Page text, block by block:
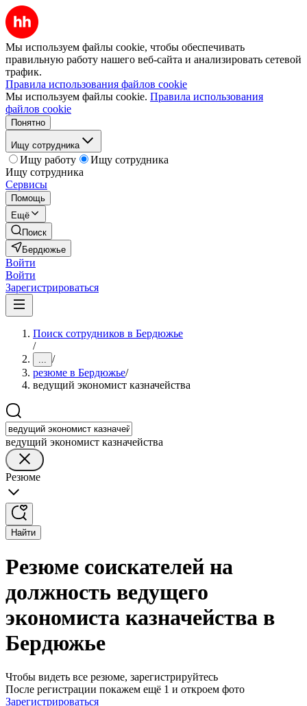
Мы используем файлы cookie, чтобы обеспечивать
правильную работу нашего веб-сайта и анализировать сетевой
трафик.
Правила использования файлов cookie
Мы используем файлы cookie. Правила использования
файлов cookie
Понятно
Ищу сотрудника
Ищу работу
Ищу сотрудника
Ищу сотрудника
Сервисы
Помощь
Ещё
Поиск
Бердюжье
Войти
Войти
Зарегистрироваться
Поиск сотрудников в Бердюжье
/
... /
резюме в Бердюжье/
ведущий экономист казначейства
ведущий экономист казначейства
Резюме
Найти
Резюме соискателей на
должность ведущего
экономиста казначейства в
Бердюжье
Чтобы видеть все резюме, зарегистрируйтесь
После регистрации покажем ещё 1 и откроем фото
Зарегистрироваться